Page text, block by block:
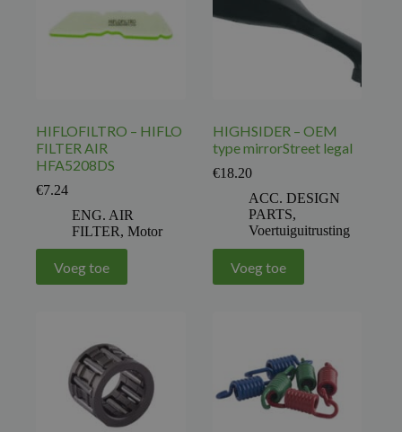
HIFLOFILTRO – HIFLO
FILTER AIR
HFA5208DS
€7.24
ENG. AIR
FILTER, Motor
Voeg toe
HIGHSIDER – OEM
type mirrorStreet legal
€18.20
ACC. DESIGN
PARTS,
Voertuiguitrusting
Voeg toe